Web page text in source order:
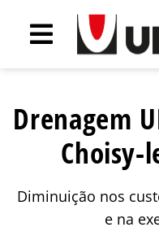
Drenagem
Choisy-
Diminuição nos
e na